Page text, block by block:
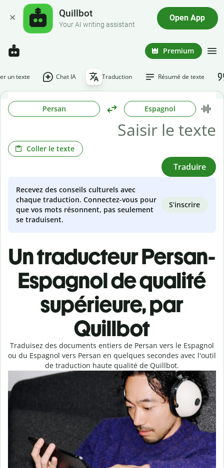
Quillbot
Your AI writing assistant
Open App
Premium
un texte Chat IA Traduction Résumé de texte
Persan Espagnol
Coller le texte
Traduire
Recevez des conseils culturels avec
chaque traduction. Connectez-vous pour
que vos mots résonnent, pas seulement
se traduisent.
S’inscrire
Un traducteur Persan-
Espagnol de qualité
supérieure, par
Quillbot
Traduisez des documents entiers de Persan vers le Espagnol
ou du Espagnol vers Persan en quelques secondes avec l'outil
de traduction haute qualité de Quillbot.